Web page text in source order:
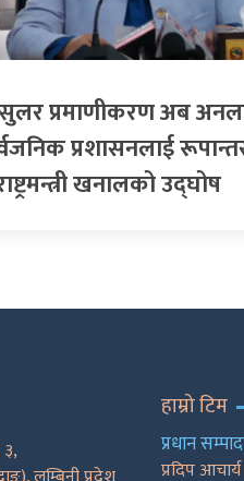
प्रमाणीकरण अब
प्रशासनलाई
खनालको उद्घोष
हाम्रो टिम
प्रधान
प्रदिप आचार्य